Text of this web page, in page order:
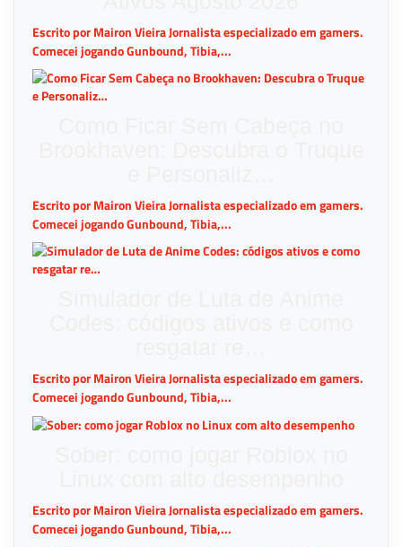
Escrito por Mairon Vieira Jornalista especializado em gamers.
Comecei jogando Gunbound, Tibia,...
Escrito por Mairon Vieira Jornalista especializado em gamers.
Comecei jogando Gunbound, Tibia,...
Escrito por Mairon Vieira Jornalista especializado em gamers.
Comecei jogando Gunbound, Tibia,...
Escrito por Mairon Vieira Jornalista especializado em gamers.
Comecei jogando Gunbound, Tibia,...